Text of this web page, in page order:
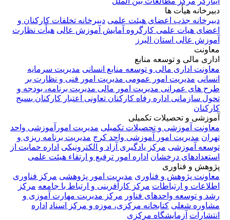
دبیرخانه هیأت ها
دبیرخانه جذب اعضای هیئت علمی دبیرخانه تخلفات کارکنان و
اعضای هیات علمی کارگروه آمایش آموزش عالی هیأت نظارت
آموزش عالی استان البرز
معاونت
اداری مالی و توسعه منابع
معاونت اداری مالی و توسعه منابع انسانی مدیریت سرمایه
انسانی مدیریت امور عمومی مدیریت امور فنی و نظارت بر
طرح های عمرانی مدیریت امور مالی مدیریت برنامه، بودجه و
تحول سازمانی اداره رفاه کارکنان تعاونی اعتبار کارکنان بسیج
کارکنان
آموزشی و تحصیلات تکمیلی
معاونت آموزشی و تحصیلات تکمیلی مدیریت امورآموزشی واحد
تهران مدیریت امور آموزشی واحد کرج مدیریت برنامه ریزی و
توسعه آموزشی مرکز یادگیری آزاد و الکترونیکی اداره حمایت از
استعدادهای درخشان اداره امور ترفیع و ارتقاء هیئت علمی
پژوهش و فناوری
معاونت پژوهش و فناوری مدیریت امور پژوهشی مرکز فناوری
اطلاعات و ارتباطات مرکز کارآفرینی و ارتباط با جامعه مرکز
رشد و توسعه واحدهای فناور مرکز مدیریت مهارت آموزی و
مشاوره شغلی کتابخانه مرکزی، موزه و مرکز اسناد اداره
انتشارات آزمایشگاه مرکزی